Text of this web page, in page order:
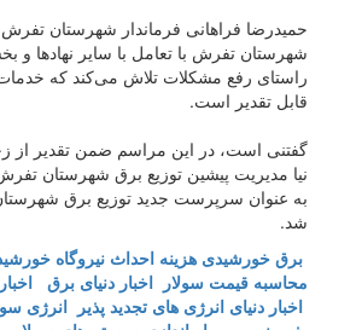
حمیدرضا فراهانی فرماندار شهرستان
شهرستان تفرش با تعامل با سایر نهاد‌ها و
راستای رفع مشکلات تلاش می‌کند که خدمات
قابل تقدیر است.
گفتنی است، در این مراسم ضمن تقدیر از
نیا مدیریت پیشین توزیع برق شهرستان
به عنوان سرپرست جدید توزیع برق
شد.
برق خورشیدی هزینه احداث نیروگاه
محاسبه قیمت سولار اخبار دنیای برق
اخبار دنیای انرژی های تجدید پذیر انرژی